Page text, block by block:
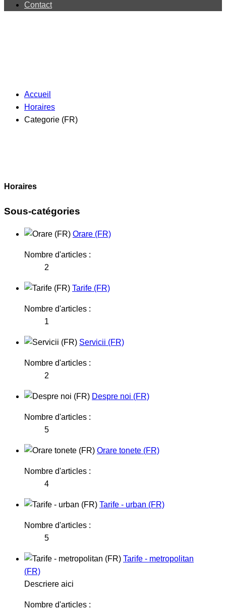
Contact
Accueil
Horaires
Categorie (FR)
Horaires
Sous-catégories
Orare (FR)
Nombre d'articles :
2
Tarife (FR)
Nombre d'articles :
1
Servicii (FR)
Nombre d'articles :
2
Despre noi (FR)
Nombre d'articles :
5
Orare tonete (FR)
Nombre d'articles :
4
Tarife - urban (FR)
Nombre d'articles :
5
Tarife - metropolitan
(FR)
Descriere aici
Nombre d'articles :